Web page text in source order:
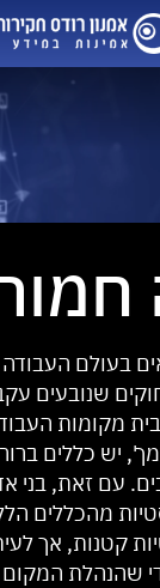
בעולם
שנובעים
מקומות
יש כללים
עם זאת, בני
מהכללים
קטנות, אך
שהנהלת